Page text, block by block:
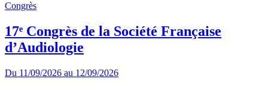
Congrès
17ᵉ Congrès de la Société Française
d’Audiologie
Du 11/09/2026 au 12/09/2026